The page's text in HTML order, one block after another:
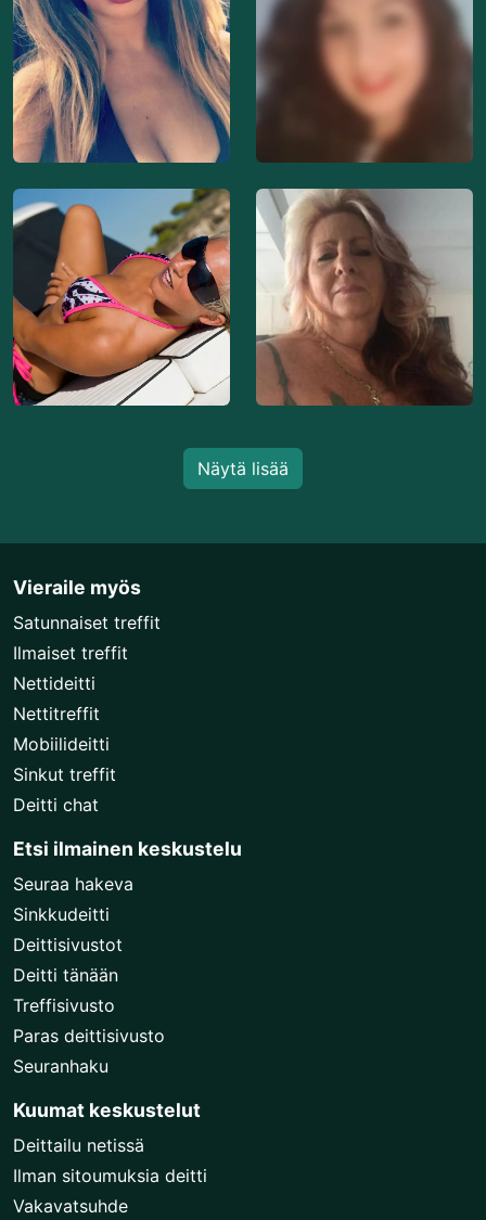
Näytä lisää
Vieraile myös
Satunnaiset treffit
Ilmaiset treffit
Nettideitti
Nettitreffit
Mobiilideitti
Sinkut treffit
Deitti chat
Etsi ilmainen keskustelu
Seuraa hakeva
Sinkkudeitti
Deittisivustot
Deitti tänään
Treffisivusto
Paras deittisivusto
Seuranhaku
Kuumat keskustelut
Deittailu netissä
Ilman sitoumuksia deitti
Vakavatsuhde